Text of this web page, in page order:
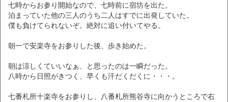
七時からお参り開始なので、七時前に宿坊を出た。
泊まっていた他の三人のうち二人はすでに出発していた。
僕も負けてられないぞ。絶対に追い付いてやる。
朝一で安楽寺をお参りした後、歩き始めた。
朝は涼しくていいなぁ、と思ったのは一瞬だった。
八時から日照がきつく、早くも汗だくだくに・・・。
七番札所十楽寺をお参りし、八番札所熊谷寺に向かうところで右